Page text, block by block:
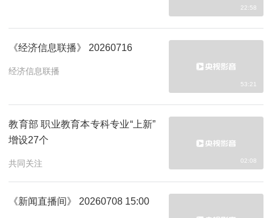
22:58
《经济信息联播》 20260716
经济信息联播
53:21
教育部 职业教育本专科专业“上新”
增设27个
共同关注 02:08
《新闻直播间》 20260708 15:00